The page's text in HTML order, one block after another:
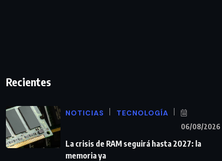
Recientes
NOTICIAS TECNOLOGÍA
06/08/2026
La crisis de RAM seguirá hasta 2027: la
memoria ya